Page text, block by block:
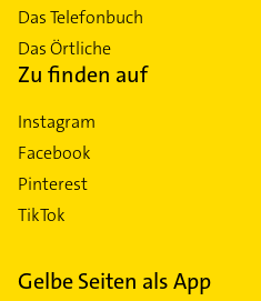
Das Telefonbuch
Das Örtliche
Zu finden auf
Instagram
Facebook
Pinterest
TikTok
Gelbe Seiten als App